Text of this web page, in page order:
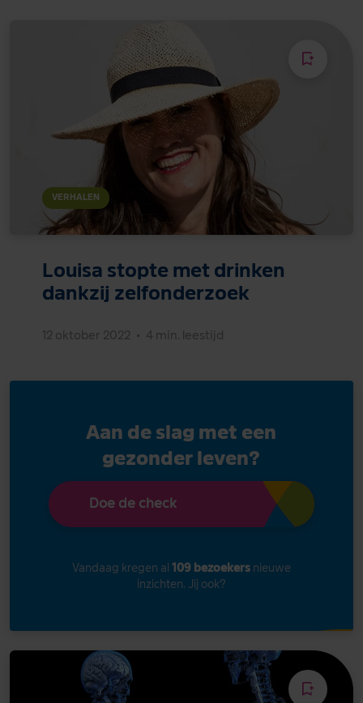
VERHALEN
Louisa stopte met drinken
dankzij zelfonderzoek
12 oktober 2022 • 4 min. leestijd
Aan de slag met een
gezonder leven?
Doe de check
Vandaag kregen al 109 bezoekersnieuwe
inzichten. Jij ook?